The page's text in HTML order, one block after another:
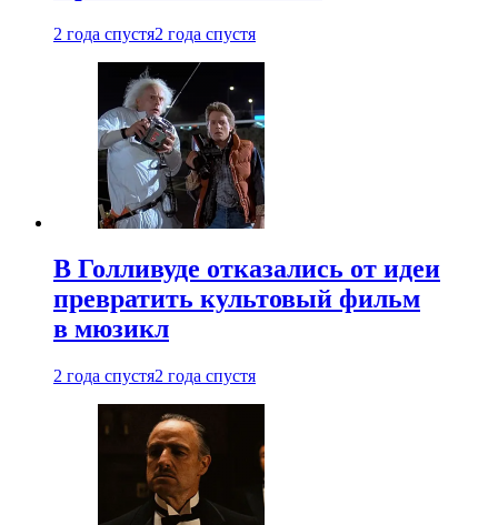
2 года спустя2 года спустя
В Голливуде отказались от идеи
превратить культовый фильм
в мюзикл
2 года спустя2 года спустя